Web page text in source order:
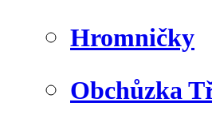
Hromničky
Obchůzka